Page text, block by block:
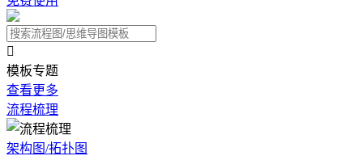

模板专题
查看更多
流程梳理
架构图/拓扑图